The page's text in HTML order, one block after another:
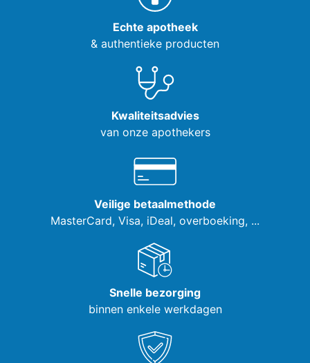
Echte apotheek
& authentieke producten
Kwaliteitsadvies
van onze apothekers
Veilige betaalmethode
MasterCard, Visa, iDeal, overboeking, ...
Snelle bezorging
binnen enkele werkdagen